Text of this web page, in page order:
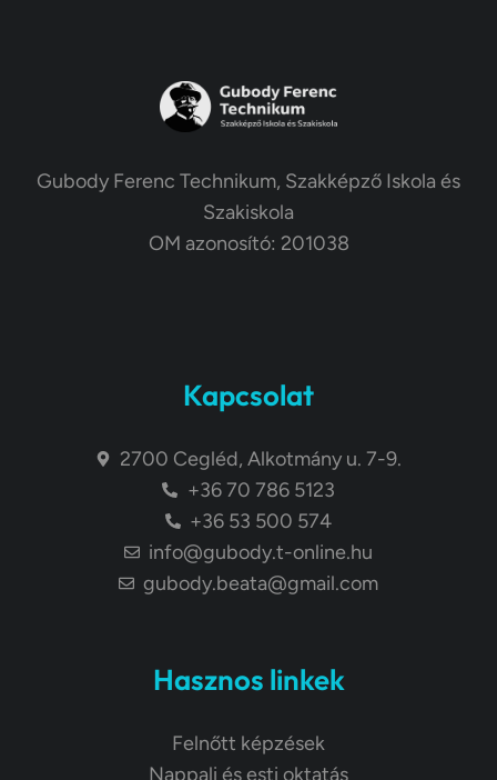
Gubody Ferenc Technikum, Szakképző Iskola és
Szakiskola
OM azonosító: 201038
Kapcsolat
2700 Cegléd, Alkotmány u. 7-9.
+36 70 786 5123
+36 53 500 574
info@gubody.t-online.hu
gubody.beata@gmail.com
Hasznos linkek
Felnőtt képzések
Nappali és esti oktatás